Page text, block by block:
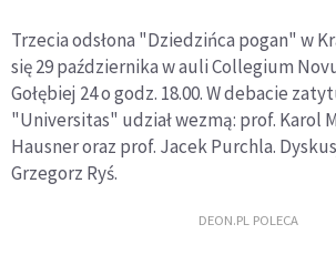
Trzecia odsłona "Dziedzińca pogan" w
się 29 października w auli Collegium
Gołębiej 24 o godz. 18.00. W debacie
"Universitas" udział wezmą: prof. Karol
Hausner oraz prof. Jacek Purchla.
Grzegorz Ryś.
DEON.PL POLECA